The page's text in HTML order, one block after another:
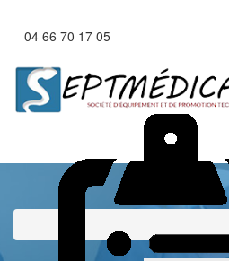
04 66 70 17 05